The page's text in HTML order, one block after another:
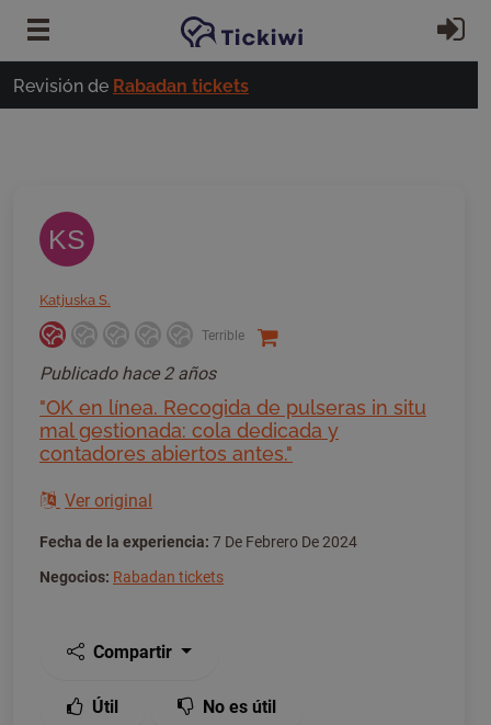
Revisión de Rabadan tickets
KS
Katjuska S.
Terrible
Publicado hace 2 años
"OK en línea. Recogida de pulseras in situ
mal gestionada: cola dedicada y
contadores abiertos antes."
Ver original
Fecha de la experiencia: 7 De Febrero De 2024
Negocios: Rabadan tickets
Compartir
Útil No es útil